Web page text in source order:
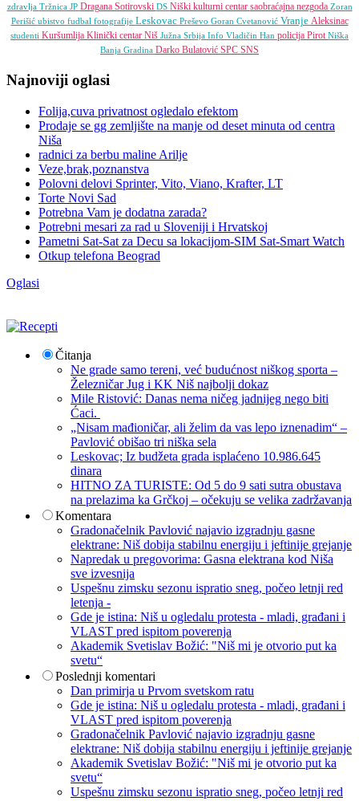
zdravlja Tržnica JP Dragana Sotirovski DS Niški kulturni centar saobraćajna nezgoda Zoran
Perišić ubistvo fudbal fotografije Leskovac Preševo Goran Cvetanović Vranje Aleksinac
studenti Kuršumlija Klinički centar Niš Južna Srbija Info Vladičin Han policija PirotNiška
Banja Gradina Darko Bulatović SPC SNS
Najnoviji oglasi
Folija,cuva privatnost ogledalo efektom
Prodaje se gg zemljište na manje od deset minuta od centra
Niša
radnici za berbu maline Arilje
Veze,brak,poznanstva
Polovni delovi Sprinter, Vito, Viano, Krafter, LT
Torte Novi Sad
Potrebna Vam je dodatna zarada?
Potrebni mesari za rad u Sloveniji i Hrvatskoj
Pametni Sat-Sat za Decu sa lokacijom-SIM Sat-Smart Watch
Otkup telefona Beograd
Oglasi
Čitanja
Ne grade samo tereni, već budućnost niškog sporta –
Železničar Jug i KK Niš najbolji dokaz
Mile Ristović: Danas nema ničeg jadnijeg nego biti
Ćaci.
„Nisam mađioničar, ali želim da vas lepo iznenadim“ –
Pavlović obišao tri niška sela
Leskovac; Iz budžeta grada isplaćeno 10.986.645
dinara
HITNO ZA TURISTE: Od 5 do 9 sati sutra obustava
na prelazima ka Grčkoj – očekuju se velika zadržavanja
Komentara
Gradonačelnik Pavlović najavio izgradnju gasne
elektrane: Niš dobija stabilnu energiju i jeftinije grejanje
Napredak u pregovorima: Gasna elektrana kod Niša
sve izvesnija
Uspešnu zimsku sezonu ispratio sneg, počeo letnji red
letenja -
Gde je istina: Niš u ogledalu protesta - mladi, građani i
VLAST pred ispitom poverenja
Akademik Svetislav Božić: "Niš mi je otvorio put ka
svetu“
Poslednji komentari
Dan primirja u Prvom svetskom ratu
Gde je istina: Niš u ogledalu protesta - mladi, građani i
VLAST pred ispitom poverenja
Gradonačelnik Pavlović najavio izgradnju gasne
elektrane: Niš dobija stabilnu energiju i jeftinije grejanje
Akademik Svetislav Božić: "Niš mi je otvorio put ka
svetu“
Uspešnu zimsku sezonu ispratio sneg, počeo letnji red